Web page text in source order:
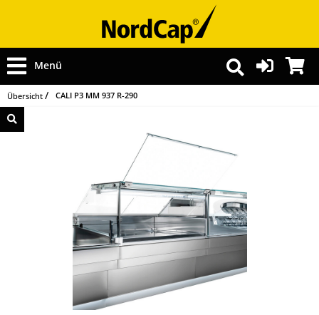
Menü
Übersicht CALI P3 MM 937 R-290